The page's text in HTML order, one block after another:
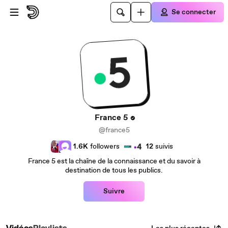
Passer au contenu principal
Se connecter
France 5
@france5
1.6K followers 12 suivis
France 5 est la chaîne de la connaissance et du savoir à
destination de tous les publics.
Suivre